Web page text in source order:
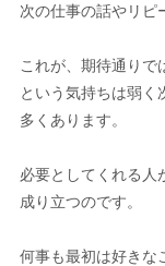
次の仕事の話やリピ
これが、期待通りで
という気持ちは弱く
多くあります。
必要としてくれる人
成り立つのです。
何事も最初は好きな